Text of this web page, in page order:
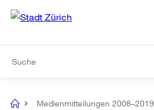
Navigation
[no
Medienmitteilungen 2008–2019